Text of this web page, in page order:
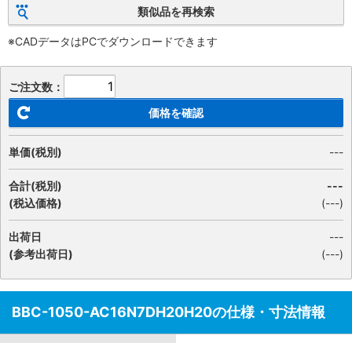
類似品を再検索
※CADデータはPCでダウンロードできます
ご注文数：
価格を確認
単価(税別) ---
合計(税別)
(税込価格)
---
(---)
出荷日
(参考出荷日)
---
(---)
BBC-1050-AC16N7DH20H20の仕様・寸法情報